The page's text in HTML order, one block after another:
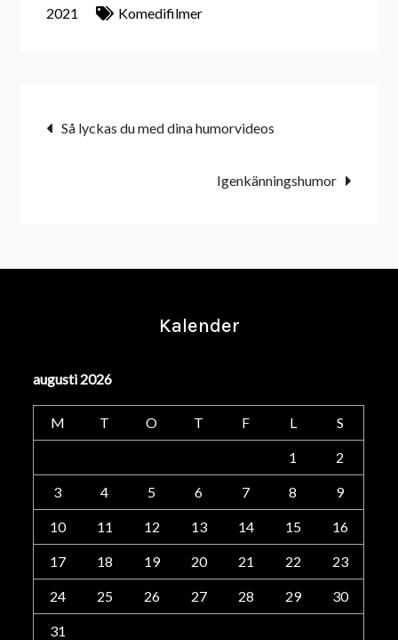
2021 Komedifilmer
Inläggsnavigering
Så lyckas du med dina humorvideos
Igenkänningshumor
Kalender
augusti 2026
M T O T F L S
1 2
3 4 5 6 7 8 9
10 11 12 13 14 15 16
17 18 19 20 21 22 23
24 25 26 27 28 29 30
31